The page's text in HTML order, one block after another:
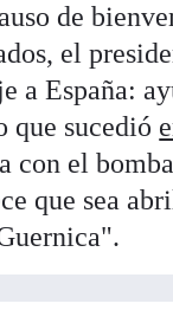
de
el
a España:
que sucedió
con el
que sea